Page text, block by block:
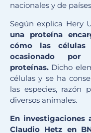
nacionales y de
Según explica Hery
una proteína
cómo las células
ocasionado
proteínas. Dicho
células y se ha
las especies, razón
diversos animales.
En investigaciones
Claudio Hetz en